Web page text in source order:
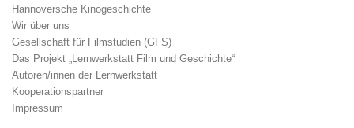
Hannoversche Kinogeschichte
Wir über uns
Gesellschaft für Filmstudien (GFS)
Das Projekt „Lernwerkstatt Film und Geschichte“
Autoren/innen der Lernwerkstatt
Kooperationspartner
Impressum